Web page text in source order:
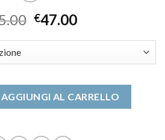
€47.00
AGGIUNGI AL CARRELLO